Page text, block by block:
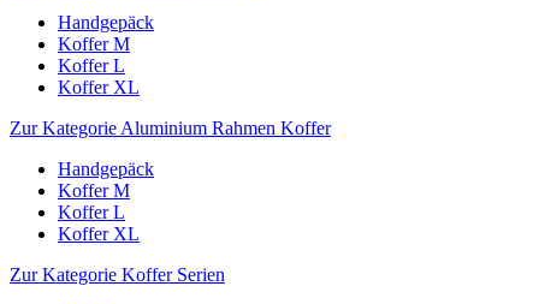
Handgepäck
Koffer M
Koffer L
Koffer XL
Zur Kategorie Aluminium Rahmen Koffer
Handgepäck
Koffer M
Koffer L
Koffer XL
Zur Kategorie Koffer Serien